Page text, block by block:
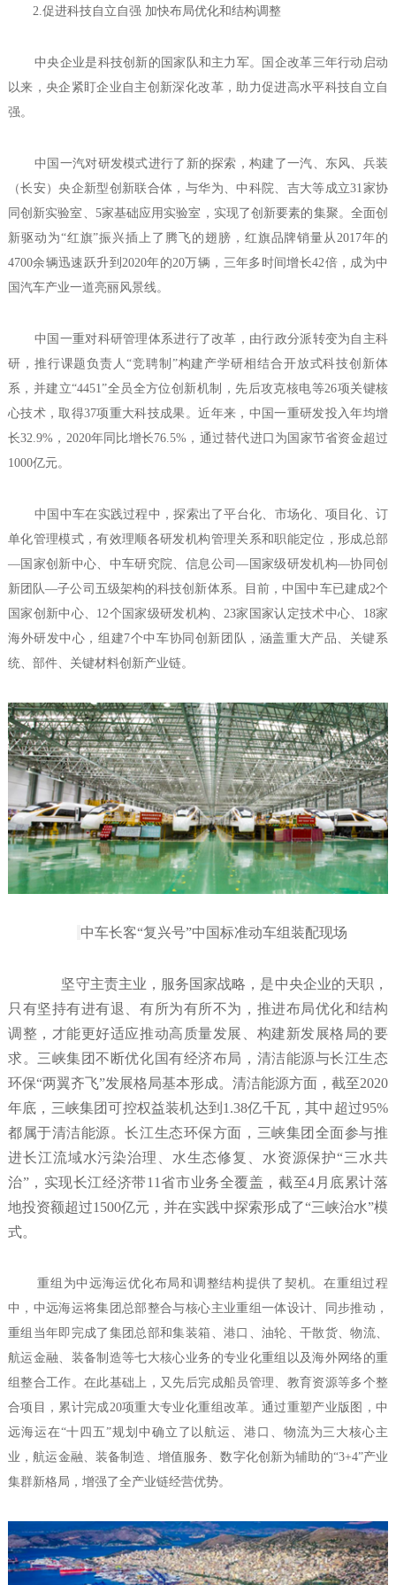
2.促进科技自立自强 加快布局优化和结构调整
中央企业是科技创新的国家队和主力军。国企改革三年行动启动
以来，央企紧盯企业自主创新深化改革，助力促进高水平科技自立自
强。
中国一汽对研发模式进行了新的探索，构建了一汽、东风、兵装
（长安）央企新型创新联合体，与华为、中科院、吉大等成立31家协
同创新实验室、5家基础应用实验室，实现了创新要素的集聚。全面创
新驱动为“红旗”振兴插上了腾飞的翅膀，红旗品牌销量从2017年的
4700余辆迅速跃升到2020年的20万辆，三年多时间增长42倍，成为中
国汽车产业一道亮丽风景线。
中国一重对科研管理体系进行了改革，由行政分派转变为自主科
研，推行课题负责人“竞聘制”构建产学研相结合开放式科技创新体
系，并建立“4451”全员全方位创新机制，先后攻克核电等26项关键核
心技术，取得37项重大科技成果。近年来，中国一重研发投入年均增
长32.9%，2020年同比增长76.5%，通过替代进口为国家节省资金超过
1000亿元。
中国中车在实践过程中，探索出了平台化、市场化、项目化、订
单化管理模式，有效理顺各研发机构管理关系和职能定位，形成总部
—国家创新中心、中车研究院、信息公司—国家级研发机构—协同创
新团队—子公司五级架构的科技创新体系。目前，中国中车已建成2个
国家创新中心、12个国家级研发机构、23家国家认定技术中心、18家
海外研发中心，组建7个中车协同创新团队，涵盖重大产品、关键系
统、部件、关键材料创新产业链。
中车长客“复兴号”中国标准动车组装配现场
坚守主责主业，服务国家战略，是中央企业的天职，
只有坚持有进有退、有所为有所不为，推进布局优化和结构
调整，才能更好适应推动高质量发展、构建新发展格局的要
求。三峡集团不断优化国有经济布局，清洁能源与长江生态
环保“两翼齐飞”发展格局基本形成。清洁能源方面，截至2020
年底，三峡集团可控权益装机达到1.38亿千瓦，其中超过95%
都属于清洁能源。长江生态环保方面，三峡集团全面参与推
进长江流域水污染治理、水生态修复、水资源保护“三水共
治”，实现长江经济带11省市业务全覆盖，截至4月底累计落
地投资额超过1500亿元，并在实践中探索形成了“三峡治水”模
式。
重组为中远海运优化布局和调整结构提供了契机。在重组过程
中，中远海运将集团总部整合与核心主业重组一体设计、同步推动，
重组当年即完成了集团总部和集装箱、港口、油轮、干散货、物流、
航运金融、装备制造等七大核心业务的专业化重组以及海外网络的重
组整合工作。在此基础上，又先后完成船员管理、教育资源等多个整
合项目，累计完成20项重大专业化重组改革。通过重塑产业版图，中
远海运在“十四五”规划中确立了以航运、港口、物流为三大核心主
业，航运金融、装备制造、增值服务、数字化创新为辅助的“3+4”产业
集群新格局，增强了全产业链经营优势。